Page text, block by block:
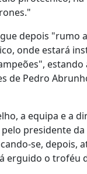
depois "rumo
onde estará
estando
de Pedro
a equipa e a
presidente
se, depois,
erguido o troféu